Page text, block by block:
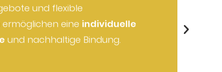
und flexible
eine individuelle
und nachhaltige Bindung.